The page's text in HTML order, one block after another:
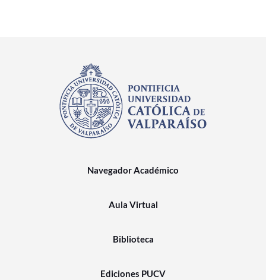
Navegador Académico
Aula Virtual
Biblioteca
Ediciones PUCV